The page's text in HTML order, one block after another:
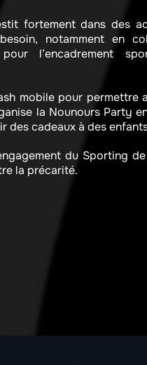
fortement dans des
notamment en
l’encadrement
mobile pour permettre
la Nounours Party
cadeaux à des
du Sporting
la précarité.